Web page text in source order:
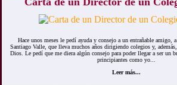
Hace unos meses le pedí ayuda y consejo a un entrañable amigo,
Santiago Valle, que lleva muchos años dirigiendo colegios y,
Dios. Le pedí que me diera algún consejo para poder llegar a ser un
principiantes como yo...
Leer más...